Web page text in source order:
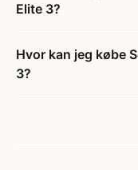
Elite 3?
Hvor kan jeg købe
3?